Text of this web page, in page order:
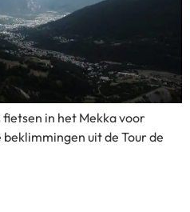
fietsen in het Mekka voor
uit de Tour de